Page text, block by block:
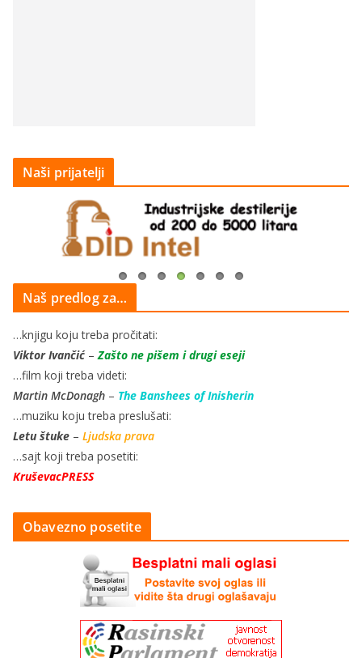
Naši prijatelji
Naš predlog za…
…knjigu koju treba pročitati:
Viktor Ivančić–Zašto ne pišem i drugi eseji
…film koji treba videti:
Martin McDonagh – The Banshees of Inisherin
…muziku koju treba preslušati:
Letu štuke – Ljudska prava
…sajt koji treba posetiti:
KruševacPRESS
Obavezno posetite